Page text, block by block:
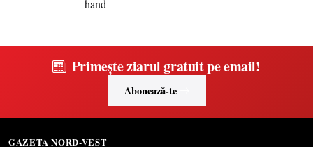
Primește ziarul gratuit pe email!
Abonează-te
GAZETA NORD-VEST